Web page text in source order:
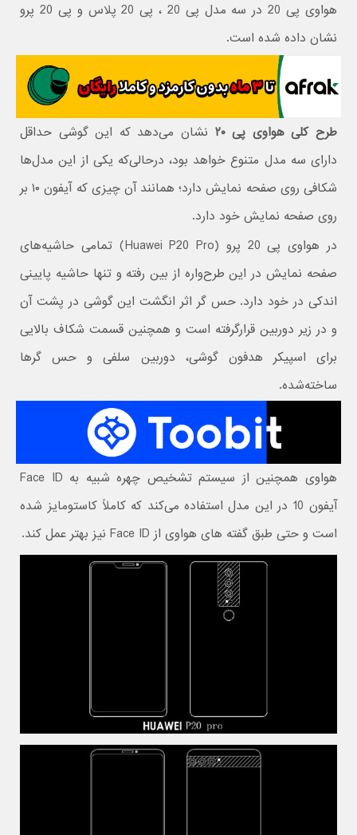
هواوی پی 20 در سه مدل پی 20 ، پی 20 پلاس و پی 20 پرو
نشان داده شده است.
طرح کلی هواوی پی ۲۰
نشان می‌دهد که این گوشی حداقل
دارای سه مدل متنوع خواهد بود، درحالی‌که یکی از این مدل‌ها
شکافی روی صفحه نمایش دارد؛ همانند آن چیزی که آیفون ۱۰ بر
روی صفحه نمایش خود دارد.
در هواوی پی 20 پرو (Huawei P20 Pro) تمامی حاشیه‌های
صفحه نمایش در این طرح‌واره از بین رفته و تنها حاشیه پایینی
اندکی در خود دارد. حس گر اثر انگشت این گوشی در پشت آن
و در زیر دوربین قرارگرفته است و همچنین قسمت شکاف بالایی
برای اسپیکر هدفون گوشی، دوربین سلفی و حس گرها
ساخته‌شده.
هواوی همچنین از سیستم تشخیص چهره شبیه به Face ID
آیفون 10 در این مدل استفاده می‌کند که کاملاً کاستومایز شده
است و حتی طبق گفته های هواوی از Face ID نیز بهتر عمل کند.